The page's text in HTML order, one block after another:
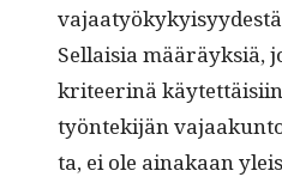
Sel­l­aisia määräyk­siä,
kri­teer­inä
työn­tek­i­jän
ta, ei ole ainakaan